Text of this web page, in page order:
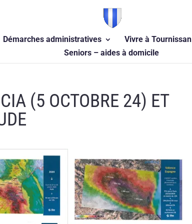
Démarches administratives Vivre à Tournissan
Seniors – aides à domicile
(5 OCTOBRE 24) ET